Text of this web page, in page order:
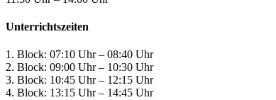
Unterrichtszeiten
1. Block: 07:10 Uhr – 08:40 Uhr
2. Block: 09:00 Uhr – 10:30 Uhr
3. Block: 10:45 Uhr – 12:15 Uhr
4. Block: 13:15 Uhr – 14:45 Uhr